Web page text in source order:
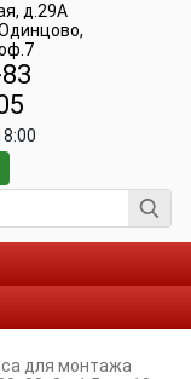
д.29А
,
для монтажа